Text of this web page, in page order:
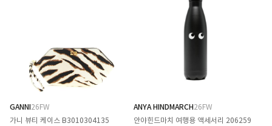
GANNI26FW
가니 뷰티 케이스 B3010304135
ANYA HINDMARCH26FW
안야힌드마치 여행용 액세서리 206259